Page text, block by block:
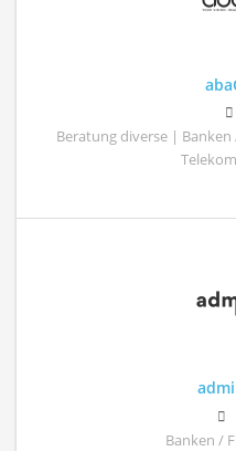
Beratung diverse |
Banken /